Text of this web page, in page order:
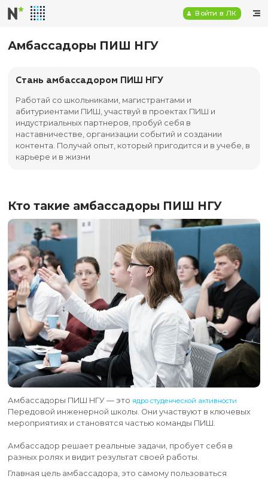
Амбассадоры ПИШ НГУ
Стань амбассадором ПИШ НГУ
Работай со школьниками, магистрантами и
абитуриентами ПИШ, участвуй в проектах ПИШ
индустриальных партнеров, пробуй себя в
Кто такие амбассадоры ПИШ